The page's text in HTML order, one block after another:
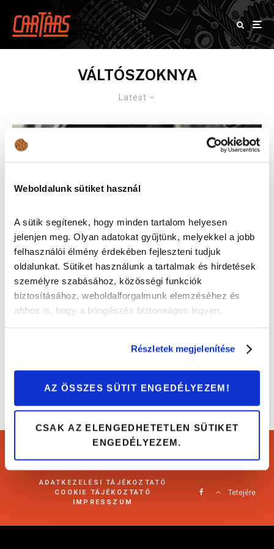
Weboldalunk sütiket használ
A sütik segítenek, hogy minden tartalom helyesen
jelenjen meg. Olyan adatokat gyűjtünk, melyekkel a jobb
felhasználói élmény érdekében fejleszteni tudjuk
oldalunkat. Sütiket használunk a tartalmak és hirdetések
személyre szabásához, közösségi funkciók
biztosításához, weboldalforgalmunk elemzéséhez és
ahhoz is, hogy a böngészés biztonságos legyen.
Részletek megjelenítése
AZ ÖSSZES SÜTIT ENGEDÉLYEZEM!
CSAK AZ ELENGEDHETETLEN SÜTIKET
ENGEDÉLYEZEM.
VÁLTÓSZOKNYA
Latest
Az autódnak is szüksége van szoknyára!
Cartárs Blog 2021
ADATKEZELÉSI TÁJÉKOZTATÓ
COOKIE TÁJÉKOZTATÓ
IMPRESSZUM
Tetejére